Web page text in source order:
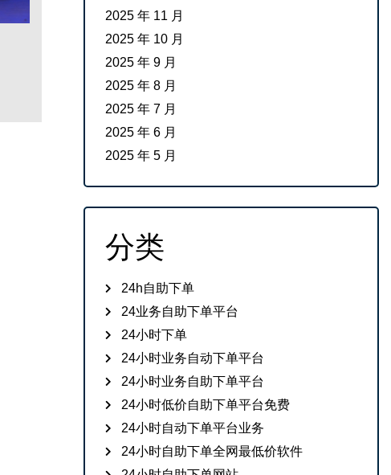
2025 年 11 月
2025 年 10 月
2025 年 9 月
2025 年 8 月
2025 年 7 月
2025 年 6 月
2025 年 5 月
分类
24h自助下单
24业务自助下单平台
24小时下单
24小时业务自动下单平台
24小时业务自助下单平台
24小时低价自助下单平台免费
24小时自动下单平台业务
24小时自助下单全网最低价软件